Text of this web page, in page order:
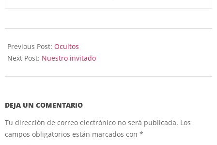
01-
08
Previous Post: Ocultos
Next Post: Nuestro invitado
DEJA UN COMENTARIO
Tu dirección de correo electrónico no será publicada. Los
campos obligatorios están marcados con *